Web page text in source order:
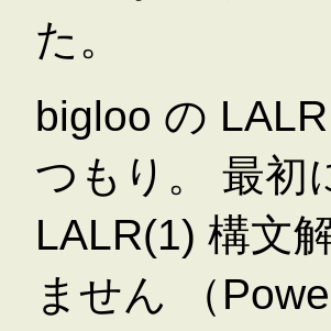
た。
bigloo の
つもり。 最初
LALR(1) 構文
ません （